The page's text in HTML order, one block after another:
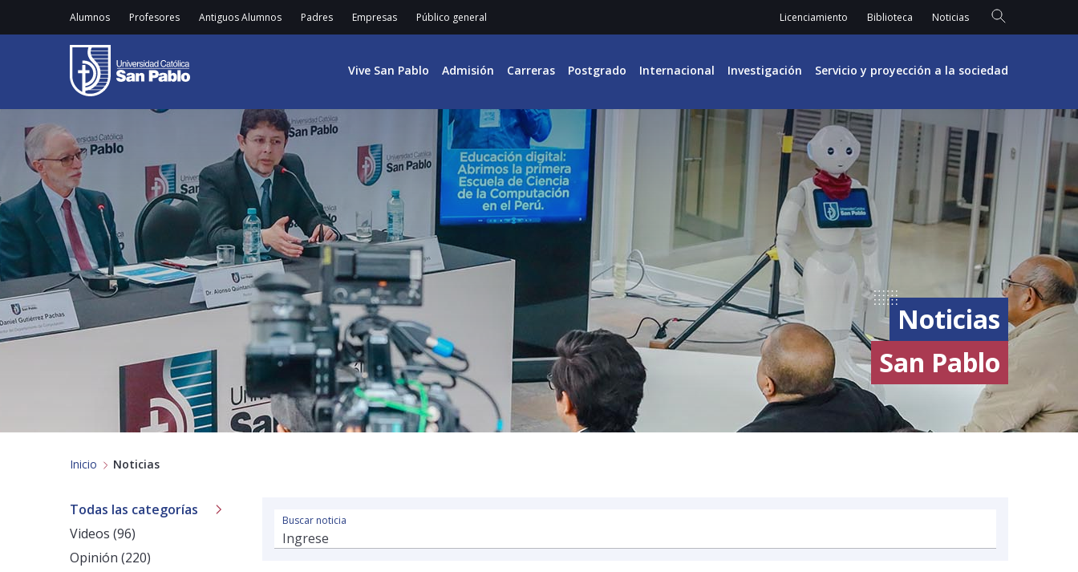
Alumnos Profesores Antiguos Alumnos Padres Empresas Público general Licenciamiento Biblioteca Noticias
Vive San Pablo Admisión Carreras Postgrado Internacional Investigación Servicio y proyección a la sociedad
Noticias
San Pablo
Inicio Noticias
Todas las categorías
Videos (96)
Opinión (220)
Buscar noticia